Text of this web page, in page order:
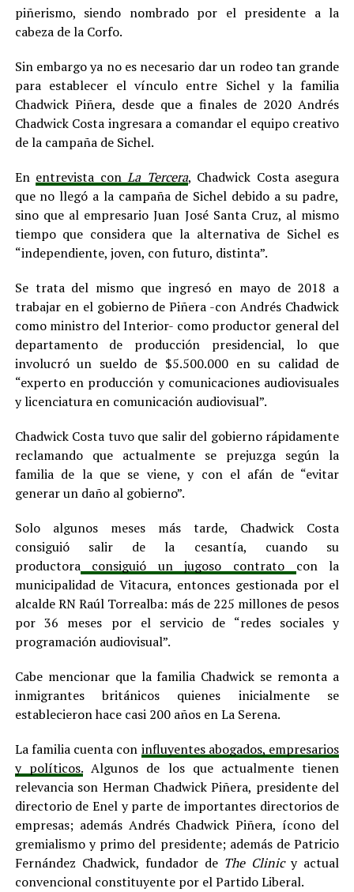
piñerismo, siendo nombrado por el presidente a la
cabeza de la Corfo.
Sin embargo ya no es necesario dar un rodeo tan grande
para establecer el vínculo entre Sichel y la familia
Chadwick Piñera, desde que a finales de 2020 Andrés
Chadwick Costa ingresara a comandar el equipo creativo
de la campaña de Sichel.
En entrevista conLa Tercera, Chadwick Costa asegura
que no llegó a la campaña de Sichel debido a su padre,
sino que al empresario Juan José Santa Cruz, al mismo
tiempo que considera que la alternativa de Sichel es
“independiente, joven, con futuro, distinta”.
Se trata del mismo que ingresó en mayo de 2018 a
trabajar en el gobierno de Piñera -con Andrés Chadwick
como ministro del Interior- como productor general del
departamento de producción presidencial, lo que
involucró un sueldo de $5.500.000 en su calidad de
“experto en producción y comunicaciones audiovisuales
y licenciatura en comunicación audiovisual”.
Chadwick Costa tuvo que salir del gobierno rápidamente
reclamando que actualmente se prejuzga según la
familia de la que se viene, y con el afán de “evitar
generar un daño al gobierno”.
Solo algunos meses más tarde, Chadwick Costa
consiguió salir de la cesantía, cuando su
productoraconsiguió un jugoso contrato con la
municipalidad de Vitacura, entonces gestionada por el
alcalde RN Raúl Torrealba: más de 225 millones de pesos
por 36 meses por el servicio de “redes sociales y
programación audiovisual”.
Cabe mencionar que la familia Chadwick se remonta a
inmigrantes británicos quienes inicialmente se
establecieron hace casi 200 años en La Serena.
La familia cuenta con influyentes abogados, empresarios
y políticos.Algunos de los que actualmente tienen
relevancia son Herman Chadwick Piñera, presidente del
directorio de Enel y parte de importantes directorios de
empresas; además Andrés Chadwick Piñera, ícono del
gremialismo y primo del presidente; además de Patricio
Fernández Chadwick, fundador de The Clinicy actual
convencional constituyente por el Partido Liberal.